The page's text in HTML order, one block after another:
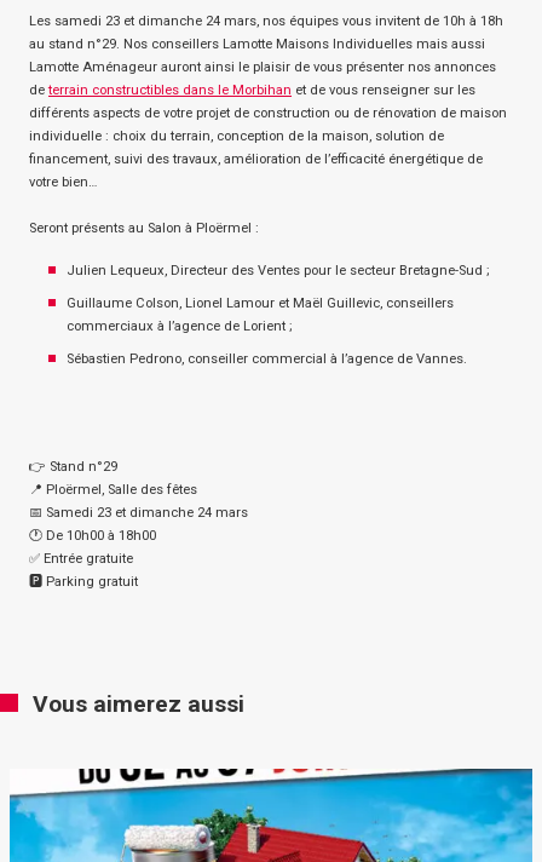
Les samedi 23 et dimanche 24 mars, nos équipes vous invitent de 10h à 18h
au stand n°29. Nos conseillers Lamotte Maisons Individuelles mais aussi
Lamotte Aménageur auront ainsi le plaisir de vous présenter nos annonces
deterrain constructibles dans le Morbihan et de vous renseigner sur les
différents aspects de votre projet de construction ou de rénovation de maison
individuelle : choix du terrain, conception de la maison, solution de
financement, suivi des travaux, amélioration de l’efficacité énergétique de
votre bien…
Seront présents au Salon à Ploërmel :
Julien Lequeux, Directeur des Ventes pour le secteur Bretagne-Sud ;
Guillaume Colson, Lionel Lamour et Maël Guillevic, conseillers
commerciaux à l’agence de Lorient ;
Sébastien Pedrono, conseiller commercial à l’agence de Vannes.
👉 Stand n°29
📍 Ploërmel, Salle des fêtes
📅 Samedi 23 et dimanche 24 mars
🕐 De 10h00 à 18h00
✅ Entrée gratuite
🅿️ Parking gratuit
Vous aimerez aussi